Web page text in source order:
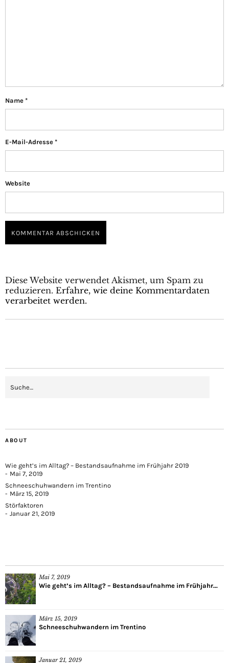
Name *
E-Mail-Adresse *
Website
Diese Website verwendet Akismet, um Spam zu
reduzieren. Erfahre, wie deine Kommentardaten
verarbeitet werden.
ABOUT
Wie geht’s im Alltag? – Bestandsaufnahme im Frühjahr 2019
Mai 7, 2019
Schneeschuhwandern im Trentino
März 15, 2019
Störfaktoren
Januar 21, 2019
Mai 7, 2019
Wie geht’s im Alltag? – Bestandsaufnahme im Frühjahr...
März 15, 2019
Schneeschuhwandern im Trentino
Januar 21, 2019